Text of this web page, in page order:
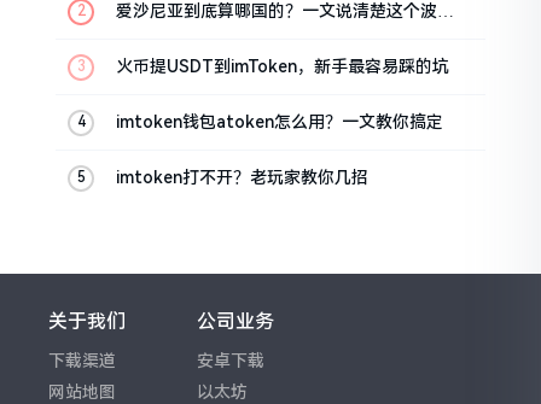
爱沙尼亚到底算哪国的？一文说清楚这个波罗
火币提USDT到imToken，新手最容易踩的坑
imtoken钱包atoken怎么用？一文教你搞定
imtoken打不开？老玩家教你几招
关于我们
下载渠道
网站地图
公司业务
安卓下载
以太坊